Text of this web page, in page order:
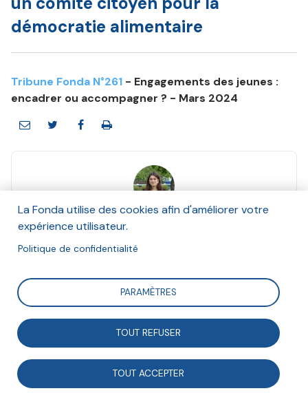
démocratie alimentaire
Tribune Fonda N°261 - Engagements des jeunes :
encadrer ou accompagner ? - Mars 2024
Guillemette Martin
Et Secours Catholique, Vers un Réseau d’Achat
en Commun (VRAC), Réseau Cocagne
Suivre
Dans le cadre du programme national Territoires à
Vivre-s, plusieurs organisations dans la métropole de
La Fonda utilise des cookies afin d'améliorer votre
expérience utilisateur.
Politique de confidentialité
PARAMÈTRES
TOUT REFUSER
TOUT ACCEPTER